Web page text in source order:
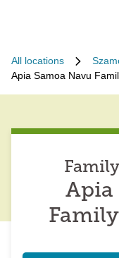
All locations
Apia Samoa Navu
Apia